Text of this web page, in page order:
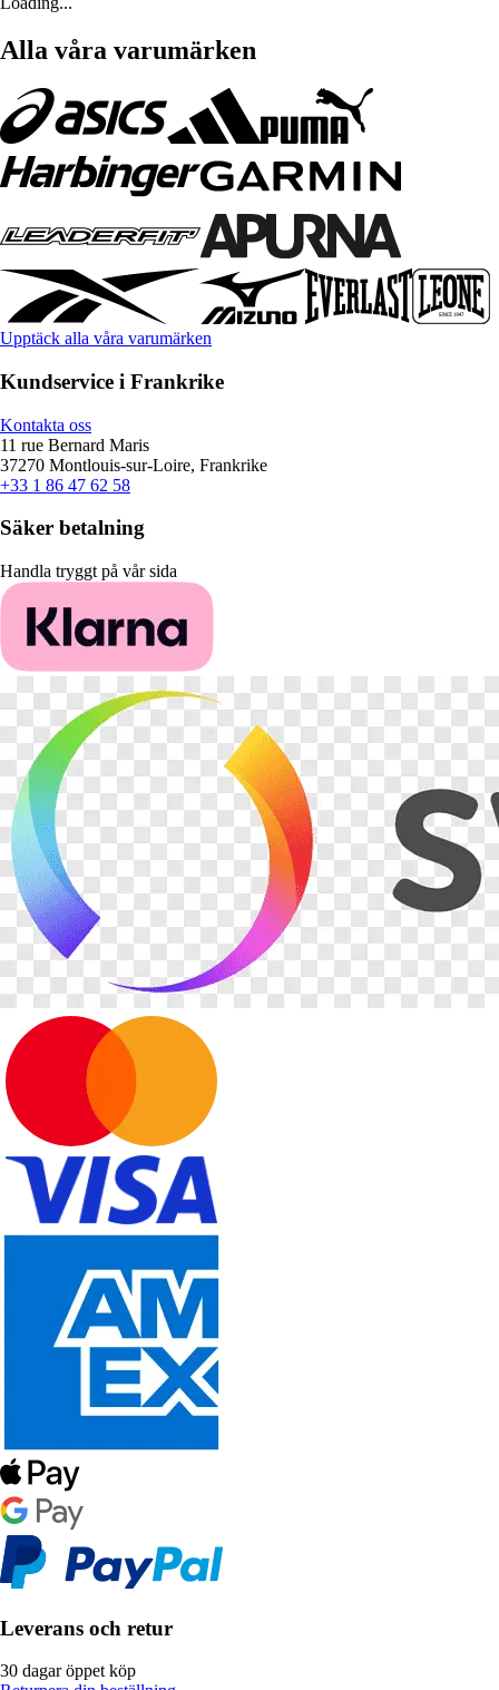
Alla våra varumärken
Upptäck alla våra varumärken
Kundservice i Frankrike
Kontakta oss
11 rue Bernard Maris
37270 Montlouis-sur-Loire, Frankrike
+33 1 86 47 62 58
Säker betalning
Handla tryggt på vår sida
Leverans och retur
30 dagar öppet köp